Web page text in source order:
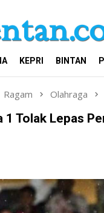
KEPRI BINTAN
Ragam Olahraga
1 Tolak Lepas